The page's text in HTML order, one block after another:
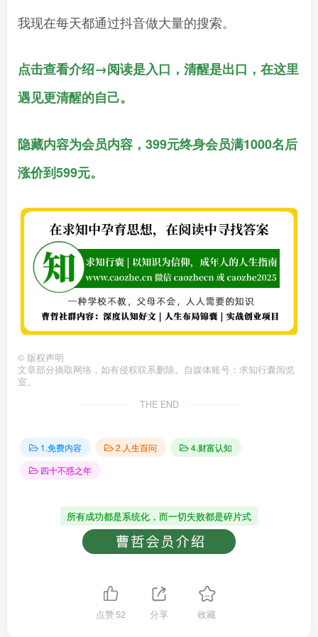
我现在每天都通过抖音做大量的搜索。
点击查看介绍→阅读是入口，清醒是出口，在这里
遇见更清醒的自己。
隐藏内容为会员内容，399元终身会员满1000名后
涨价到599元。
© 版权声明
文章部分摘取网络，如有侵权联系删除。自媒体账号：求知行囊阅览
室。
THE END
1.免费内容 2.人生百问
4.财富认知
四十不惑之年
所有成功都是系统化，而一切失败都是碎片式
点赞52 分享 收藏